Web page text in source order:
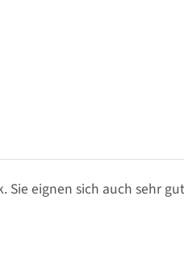
Sie eignen sich auch sehr